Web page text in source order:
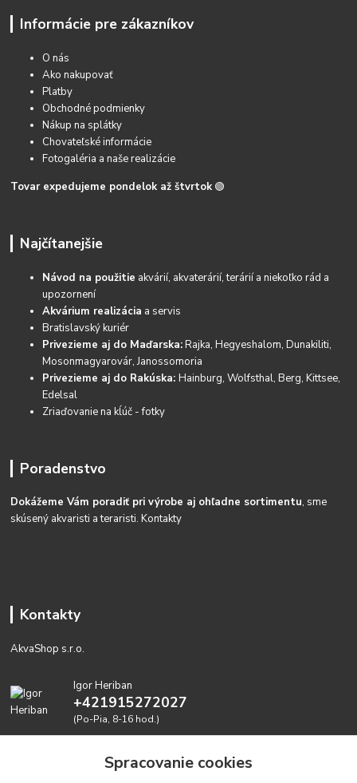
Informácie pre zákazníkov
O nás
Ako nakupovať
Platby
Obchodné podmienky
Nákup na splátky
Chovateľské informácie
Fotogaléria a naše realizácie
Tovar expedujeme pondelok až štvrtok 🟢
Najčítanejšie
Návod na použitie akvárií, akvaterárií, terárií a niekoľko rád a
upozornení
Akvárium realizácia a servis
Bratislavský kuriér
Privezieme aj do Maďarska:Rajka, Hegyeshalom, Dunakiliti,
Mosonmagyarovár, Janossomoria
Privezieme aj do Rakúska:Hainburg, Wolfsthal, Berg, Kittsee,
Edelsal
Zriaďovanie na kĺúč - fotky
Poradenstvo
Dokážeme Vám poradiť pri výrobe aj ohľadne sortimentu, sme
skúsený akvaristi a teraristi.Kontakty
Kontakty
AkvaShop s.r.o.
Igor Heriban
+421915272027
(Po-Pia, 8-16 hod.)
Spracovanie cookies